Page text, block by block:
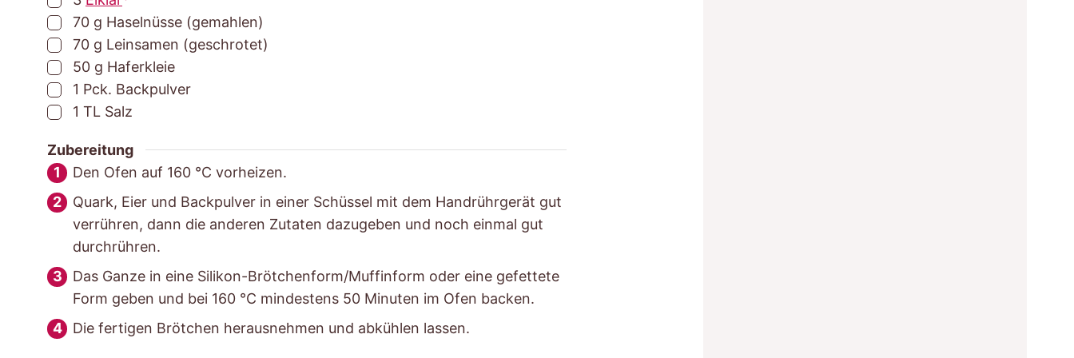
▢
70 g Haselnüsse (gemahlen)
▢
70 g Leinsamen (geschrotet)
▢
50 g Haferkleie
▢
1 Pck. Backpulver
▢
1 TL Salz
Zubereitung
Den Ofen auf 160 °C vorheizen.
Quark, Eier und Backpulver in einer Schüssel mit dem Handrührgerät gut
verrühren, dann die anderen Zutaten dazugeben und noch einmal gut
durchrühren.
Das Ganze in eine Silikon-Brötchenform/Muffinform oder eine gefettete
Form geben und bei 160 °C mindestens 50 Minuten im Ofen backen.
Die fertigen Brötchen herausnehmen und abkühlen lassen.